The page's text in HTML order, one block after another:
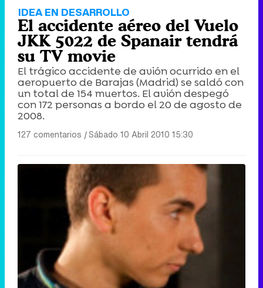
Tráiler de la tercera temporada de 'The Walking Dead: Dead City' de AMC+
IDEA EN DESARROLLO
El accidente aéreo del Vuelo
JKK 5022 de Spanair tendrá
su TV movie
El trágico accidente de avión ocurrido en el
aeropuerto de Barajas (Madrid) se saldó con
un total de 154 muertos. El avión despegó
con 172 personas a bordo el 20 de agosto de
2008.
127 comentarios |Sábado 10 Abril 2010 15:30